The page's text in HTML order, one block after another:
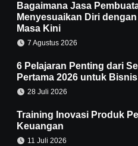
Bagaimana Jasa
Menyesuaikan Diri
Masa Kini
7 Agustus 2026
6 Pelajaran Penting dari
Pertama 2026 untuk
28 Juli 2026
Training Inovasi Produk
Keuangan
11 Juli 2026